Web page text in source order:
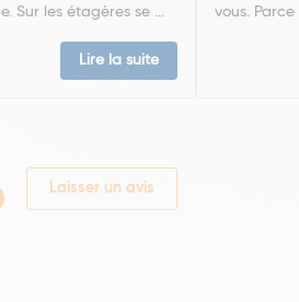
Sur les étagères se ...
Lire la suite
vous.
Laisser un avis